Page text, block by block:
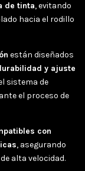
de tinta, evitando
hacia el rodillo
están diseñados
y ajuste
sistema de
el proceso de
con
, asegurando
alta velocidad.